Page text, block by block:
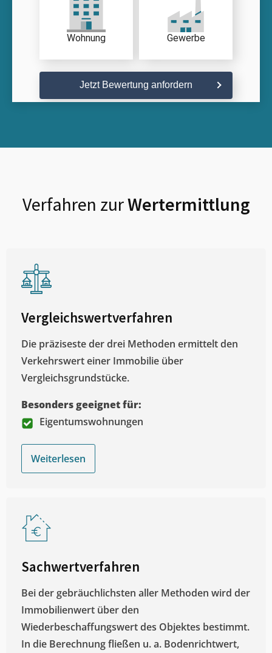
Wohnung Gewerbe
Jetzt Bewertung anfordern
Verfahren zurWertermittlung
Vergleichswertverfahren
Die präziseste der drei Methoden ermittelt den
Verkehrswert einer Immobilie über
Vergleichsgrundstücke.
Besonders geeignet für:
Eigentumswohnungen
Weiterlesen
Sachwertverfahren
Bei der gebräuchlichsten aller Methoden wird der
Immobilienwert über den
Wiederbeschaffungswert des Objektes bestimmt.
In die Berechnung fließen u. a. Bodenrichtwert,